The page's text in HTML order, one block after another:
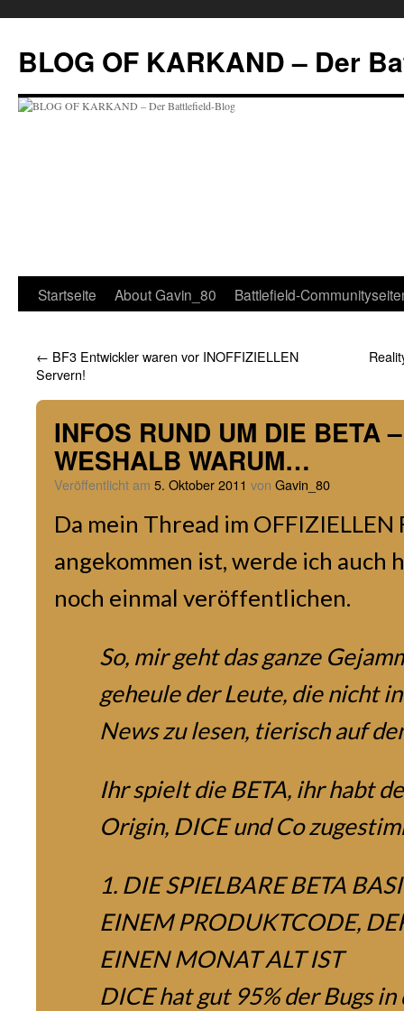
springen
BLOG OF KARKAND – Der
Startseite About Gavin_80 Battlefield-
← BF3 Entwickler waren vor INOFFIZIELLEN
Servern!
INFOS RUND UM DIE BETA
WESHALB WARUM…
Veröffentlicht am 5. Oktober 2011 von Gavin_80
Da mein Thread im OFFIZIELLEN
angekommen ist, werde ich auch
noch einmal veröffentlichen.
So, mir geht das ganze
geheule der Leute, die nicht
News zu lesen, tierisch auf
Ihr spielt die BETA, ihr habt
Origin, DICE und Co
1. DIE SPIELBARE BETA
EINEM PRODUKTCODE,
EINEN MONAT ALT IST
DICE hat gut 95% der Bugs in